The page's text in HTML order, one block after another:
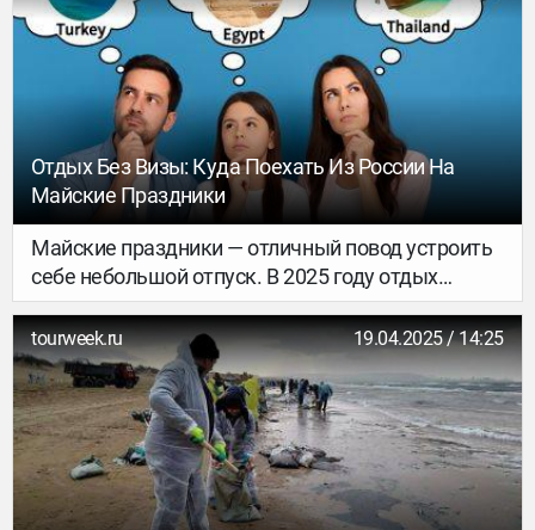
ещё не добрался весь Инстаграм. Вот четыре
региона, которые дарят гастрономический
восторг, вулканический драйв и ощущение,
будто вы случайно открыли секретный уровень
в игре под названием «жизнь».
Отдых Без Визы: Куда Поехать Из России На
Майские Праздники
Майские праздники — отличный повод устроить
себе небольшой отпуск. В 2025 году отдых
можно организовать даже без
предварительного оформления визы: есть
множество стран, куда россиянам открыт
безвизовый въезд или виза оформляется по
прибытии.
tourweek.ru 19.04.2025 / 14:25